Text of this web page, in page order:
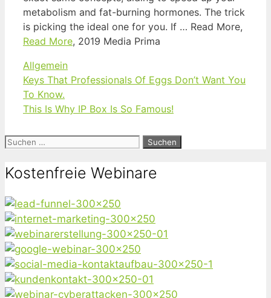
metabolism and fat-burning hormones. The trick
is picking the ideal one for you. If … Read More,
Read More, 2019 Media Prima
Kategorien
Allgemein
Keys That Professionals Of Eggs Don’t Want You
To Know.
This Is Why IP Box Is So Famous!
Suchen
Kostenfreie Webinare